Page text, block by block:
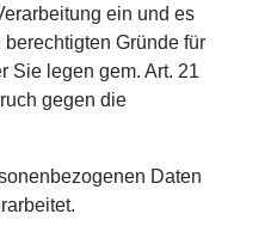
ein und es
Gründe für
Sie legen gem. Art. 21
gegen die
Daten